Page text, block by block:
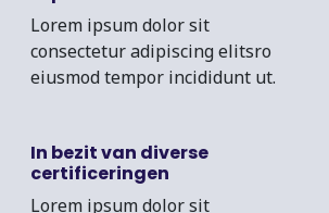
Lorem ipsum dolor sit
consectetur adipiscing elitsro
eiusmod tempor incididunt ut.
In bezit van diverse
certificeringen
Lorem ipsum dolor sit